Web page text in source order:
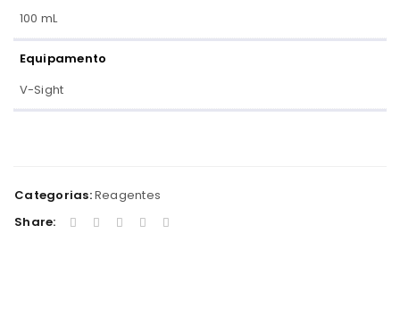
100 mL
Equipamento
V-Sight
Categorias:Reagentes
Share: